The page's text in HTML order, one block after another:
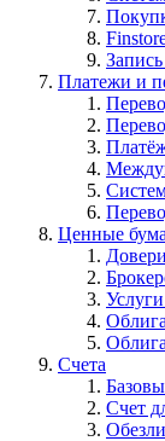
Платежи и
Ценные
Счета
Счет